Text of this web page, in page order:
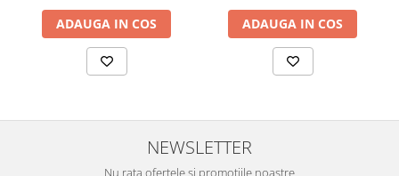
ADAUGA IN COS ADAUGA IN COS
NEWSLETTER
Nu rata ofertele si promotiile noastre